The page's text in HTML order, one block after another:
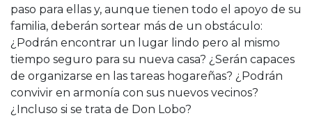
paso para ellas y, aunque tienen todo el apoyo de su
familia, deberán sortear más de un obstáculo:
¿Podrán encontrar un lugar lindo pero al mismo
tiempo seguro para su nueva casa? ¿Serán capaces
de organizarse en las tareas hogareñas? ¿Podrán
convivir en armonía con sus nuevos vecinos?
¿Incluso si se trata de Don Lobo?